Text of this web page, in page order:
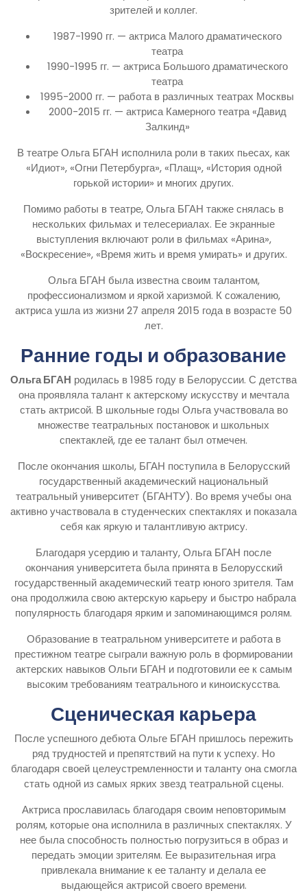
зрителей и коллег.
1987-1990 гг. — актриса Малого драматического
театра
1990-1995 гг. — актриса Большого драматического
театра
1995-2000 гг. — работа в различных театрах Москвы
2000-2015 гг. — актриса Камерного театра «Давид
Залкинд»
В театре Ольга БГАН исполнила роли в таких пьесах, как
«Идиот», «Огни Петербурга», «Плащ», «История одной
горькой истории» и многих других.
Помимо работы в театре, Ольга БГАН также снялась в
нескольких фильмах и телесериалах. Ее экранные
выступления включают роли в фильмах «Арина»,
«Воскресение», «Время жить и время умирать» и других.
Ольга БГАН была известна своим талантом,
профессионализмом и яркой харизмой. К сожалению,
актриса ушла из жизни 27 апреля 2015 года в возрасте 50
лет.
Ранние годы и образование
Ольга БГАН родилась в 1985 году в Белоруссии. С детства
она проявляла талант к актерскому искусству и мечтала
стать актрисой. В школьные годы Ольга участвовала во
множестве театральных постановок и школьных
спектаклей, где ее талант был отмечен.
После окончания школы, БГАН поступила в Белорусский
государственный академический национальный
театральный университет (БГАНТУ). Во время учебы она
активно участвовала в студенческих спектаклях и показала
себя как яркую и талантливую актрису.
Благодаря усердию и таланту, Ольга БГАН после
окончания университета была принята в Белорусский
государственный академический театр юного зрителя. Там
она продолжила свою актерскую карьеру и быстро набрала
популярность благодаря ярким и запоминающимся ролям.
Образование в театральном университете и работа в
престижном театре сыграли важную роль в формировании
актерских навыков Ольги БГАН и подготовили ее к самым
высоким требованиям театрального и киноискусства.
Сценическая карьера
После успешного дебюта Ольге БГАН пришлось пережить
ряд трудностей и препятствий на пути к успеху. Но
благодаря своей целеустремленности и таланту она смогла
стать одной из самых ярких звезд театральной сцены.
Актриса прославилась благодаря своим неповторимым
ролям, которые она исполнила в различных спектаклях. У
нее была способность полностью погрузиться в образ и
передать эмоции зрителям. Ее выразительная игра
привлекала внимание к ее таланту и делала ее
выдающейся актрисой своего времени.